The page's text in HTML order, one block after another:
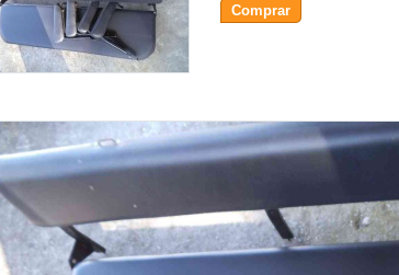
Comprar